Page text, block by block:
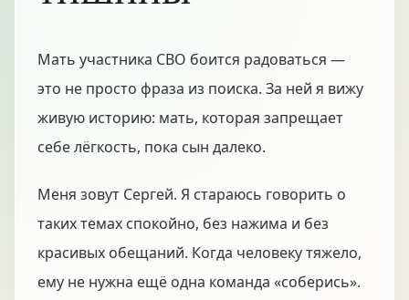
Мать участника СВО боится радоваться —
это не просто фраза из поиска. За ней я вижу
живую историю: мать, которая запрещает
себе лёгкость, пока сын далеко.
Меня зовут Сергей. Я стараюсь говорить о
таких темах спокойно, без нажима и без
красивых обещаний. Когда человеку тяжело,
ему не нужна ещё одна команда «соберись».